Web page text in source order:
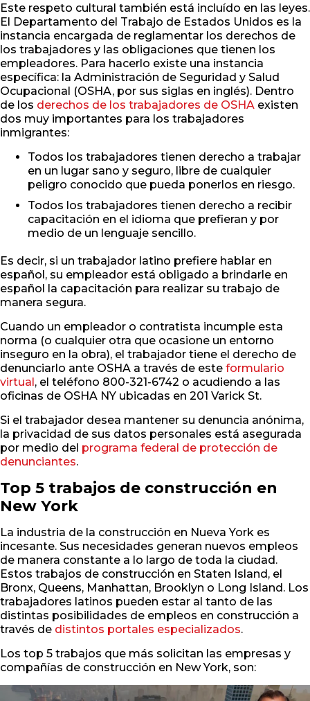
Este respeto cultural también está incluído en las leyes.
El Departamento del Trabajo de Estados Unidos es la
instancia encargada de reglamentar los derechos de
los trabajadores y las obligaciones que tienen los
empleadores. Para hacerlo existe una instancia
específica: la Administración de Seguridad y Salud
Ocupacional (OSHA, por sus siglas en inglés). Dentro
de los derechos de los trabajadores de OSHA existen
dos muy importantes para los trabajadores
inmigrantes:
Todos los trabajadores tienen derecho a trabajar
en un lugar sano y seguro, libre de cualquier
peligro conocido que pueda ponerlos en riesgo.
Todos los trabajadores tienen derecho a recibir
capacitación en el idioma que prefieran y por
medio de un lenguaje sencillo.
Es decir, si un trabajador latino prefiere hablar en
español, su empleador está obligado a brindarle en
español la capacitación para realizar su trabajo de
manera segura.
Cuando un empleador o contratista incumple esta
norma (o cualquier otra que ocasione un entorno
inseguro en la obra), el trabajador tiene el derecho de
denunciarlo ante OSHA a través de este formulario
virtual, el teléfono 800-321-6742 o acudiendo a las
oficinas de OSHA NY ubicadas en 201 Varick St.
Si el trabajador desea mantener su denuncia anónima,
la privacidad de sus datos personales está asegurada
por medio del programa federal de protección de
denunciantes.
Top 5 trabajos de construcción en
New York
La industria de la construcción en Nueva York es
incesante. Sus necesidades generan nuevos empleos
de manera constante a lo largo de toda la ciudad.
Estos trabajos de construcción en Staten Island, el
Bronx, Queens, Manhattan, Brooklyn o Long Island. Los
trabajadores latinos pueden estar al tanto de las
distintas posibilidades de empleos en construcción a
través de distintos portales especializados.
Los top 5 trabajos que más solicitan las empresas y
compañías de construcción en New York, son: